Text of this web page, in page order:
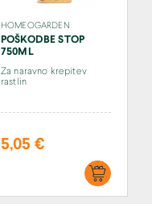
HOMEOGARDEN
POŠKODBE STOP
750ML
Za naravno krepitev
rastlin
5,05 €